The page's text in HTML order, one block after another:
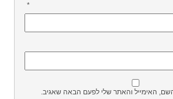
*
האימייל והאתר שלי לפעם הבאה שאגיב.